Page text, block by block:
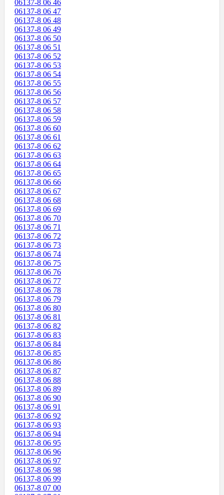
06137-8 06 46
06137-8 06 47
06137-8 06 48
06137-8 06 49
06137-8 06 50
06137-8 06 51
06137-8 06 52
06137-8 06 53
06137-8 06 54
06137-8 06 55
06137-8 06 56
06137-8 06 57
06137-8 06 58
06137-8 06 59
06137-8 06 60
06137-8 06 61
06137-8 06 62
06137-8 06 63
06137-8 06 64
06137-8 06 65
06137-8 06 66
06137-8 06 67
06137-8 06 68
06137-8 06 69
06137-8 06 70
06137-8 06 71
06137-8 06 72
06137-8 06 73
06137-8 06 74
06137-8 06 75
06137-8 06 76
06137-8 06 77
06137-8 06 78
06137-8 06 79
06137-8 06 80
06137-8 06 81
06137-8 06 82
06137-8 06 83
06137-8 06 84
06137-8 06 85
06137-8 06 86
06137-8 06 87
06137-8 06 88
06137-8 06 89
06137-8 06 90
06137-8 06 91
06137-8 06 92
06137-8 06 93
06137-8 06 94
06137-8 06 95
06137-8 06 96
06137-8 06 97
06137-8 06 98
06137-8 06 99
06137-8 07 00